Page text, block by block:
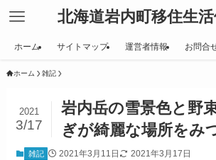
北海道岩内町移住生
ホーム サイトマップ 運営者情報 お問合
ホーム 雑記
岩内岳の雪景色と野
ぎが綺麗な場所をみ
2021
3/17
雑記 2021年3月11日 2021年3月17日